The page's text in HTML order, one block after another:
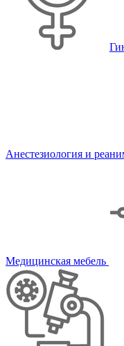
Анестезиология и
Медицинская мебель